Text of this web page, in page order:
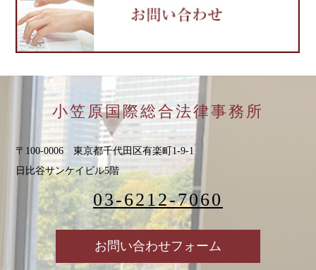
小笠原国際総合法律事務所
〒100-0006 東京都千代田区有楽町1-9-1
日比谷サンケイビル5階
03-6212-7060
お問い合わせフォーム